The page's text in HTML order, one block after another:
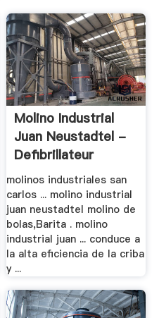
Molino Industrial
Juan Neustadtel -
Defibrillateur
molinos industriales san
carlos ... molino industrial
juan neustadtel molino de
bolas,Barita . molino
industrial juan ... conduce a
la alta eficiencia de la criba
y ...